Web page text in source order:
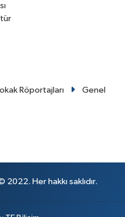
Röportajları
Genel
Her hakkı saklıdır.